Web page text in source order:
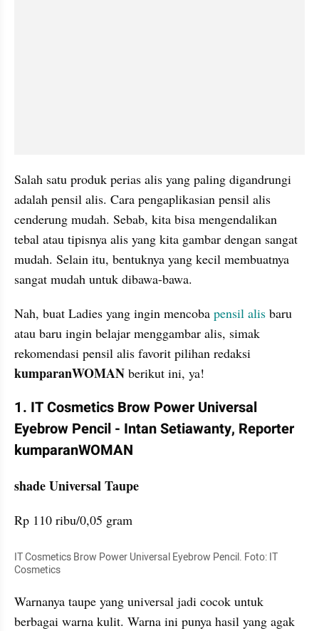
Salah satu produk perias alis yang paling digandrungi
adalah pensil alis. Cara pengaplikasian pensil alis
cenderung mudah. Sebab, kita bisa mengendalikan
tebal atau tipisnya alis yang kita gambar dengan sangat
mudah. Selain itu, bentuknya yang kecil membuatnya
sangat mudah untuk dibawa-bawa.
Nah, buat Ladies yang ingin mencoba pensil alis baru
atau baru ingin belajar menggambar alis, simak
kumparanWOMAN berikut ini, ya!
1. IT Cosmetics Brow Power Universal
Eyebrow Pencil - Intan Setiawanty, Reporter
kumparanWOMAN
shade Universal Taupe
Rp 110 ribu/0,05 gram
IT Cosmetics Brow Power Universal Eyebrow Pencil. Foto: IT
Cosmetics
Warnanya taupe yang universal jadi cocok untuk
berbagai warna kulit. Warna ini punya hasil yang agak